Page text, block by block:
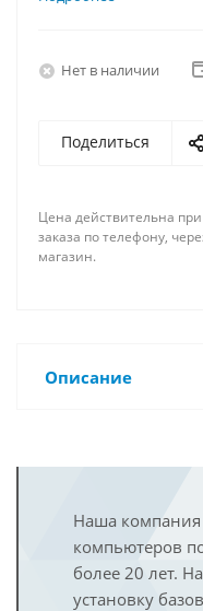
Нет в наличии
Поделиться
Цена действительна
заказа по телефону,
магазин.
Описание
Наша компания
компьютеров
более 20 лет.
установку